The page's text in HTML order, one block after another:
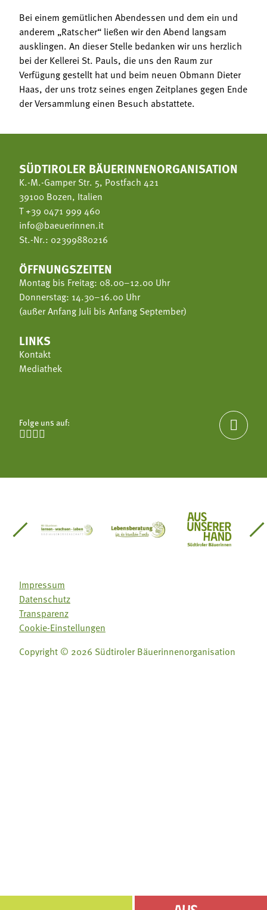
Bei einem gemütlichen Abendessen und dem ein und
anderem „Ratscher“ ließen wir den Abend langsam
ausklingen. An dieser Stelle bedanken wir uns herzlich
bei der Kellerei St. Pauls, die uns den Raum zur
Verfügung gestellt hat und beim neuen Obmann Dieter
Haas, der uns trotz seines engen Zeitplanes gegen Ende
der Versammlung einen Besuch abstattete.
SÜDTIROLER BÄUERINNENORGANISATION
K.-M.-Gamper Str. 5, Postfach 421
39100 Bozen, Italien
T+39 0471 999 460
info@baeuerinnen.it
St.-Nr.: 02399880216
ÖFFNUNGSZEITEN
Montag bis Freitag: 08.00–12.00 Uhr
Donnerstag: 14.30–16.00 Uhr
(außer Anfang Juli bis Anfang September)
LINKS
Kontakt
Mediathek
Folge uns auf:


Südtirol
Gärtnervereinigung
Sozialgenossenschaft Mit Bäuerinnen lernen -
Lebensberatung für dieAus unserer
Impressum
Datenschutz
Transparenz
Cookie-Einstellungen
Copyright © 2026 Südtiroler Bäuerinnenorganisation